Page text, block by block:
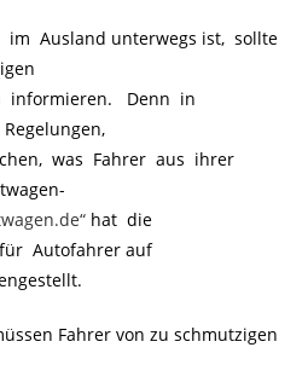
Ausland unterwegs ist, sollte
informieren. Denn in
was Fahrer aus ihrer
hat die
Autofahrer auf
Fahrer von zu schmutzigen